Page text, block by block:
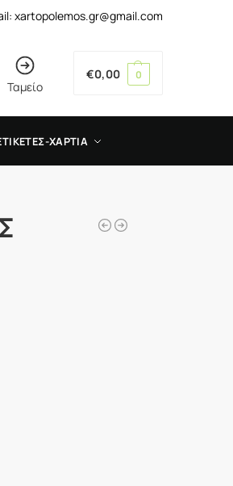
xartopolemos.gr@gmail.com
Ταμείο
€0,00 0
ΧΑΡΤΙΑ